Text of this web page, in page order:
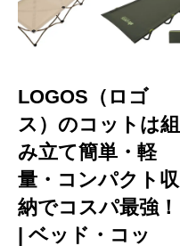
LOGOS（ロゴ
ス）のコットは組
み立て簡単・軽
量・コンパクト収
納でコスパ最強！
| ベッド・コッ